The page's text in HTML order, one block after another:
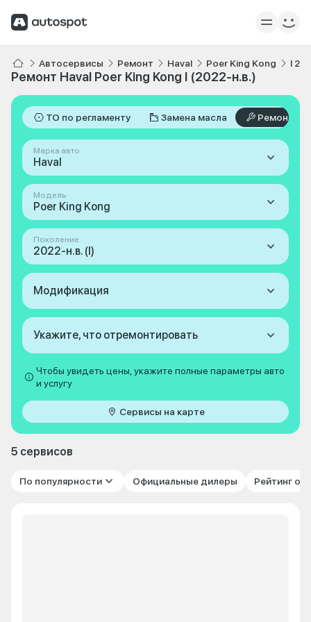
Автосервисы Ремонт Haval Poer King Kong I
Ремонт Haval Poer King Kong I (2022-н.в.)
ТО по регламенту Замена масла Ремонт
Марка авто
Haval
Модель
Poer King Kong
Поколение
2022-н.в. (I)
Модификация
Укажите, что отремонтировать
Чтобы увидеть цены, укажите полные параметры авто
и услугу
Сервисы на карте
5 сервисов
По популярности Официальные дилеры Рейтинг